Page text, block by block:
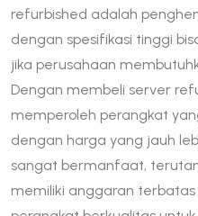
refurbished adalah
dengan spesifikasi tinggi
jika perusahaan
Dengan membeli server
memperoleh perangkat
dengan harga yang jauh
sangat bermanfaat,
memiliki anggaran